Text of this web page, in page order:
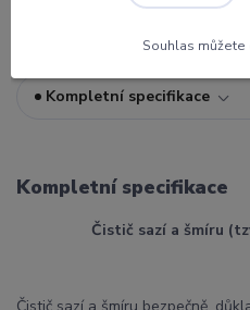
Kompletní specifikace
Kompletní specifikace
Čistič sazí a šmíru
Čistič sazí a šmíru bezpečně,
Souhlas